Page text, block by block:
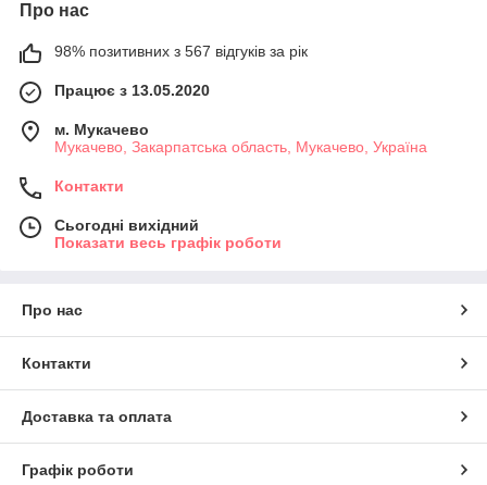
Про нас
98% позитивних з 567 відгуків за рік
Працює з 13.05.2020
м. Мукачево
Мукачево, Закарпатська область, Мукачево, Україна
Контакти
Сьогодні вихідний
Показати весь графік роботи
Про нас
Контакти
Доставка та оплата
Графік роботи